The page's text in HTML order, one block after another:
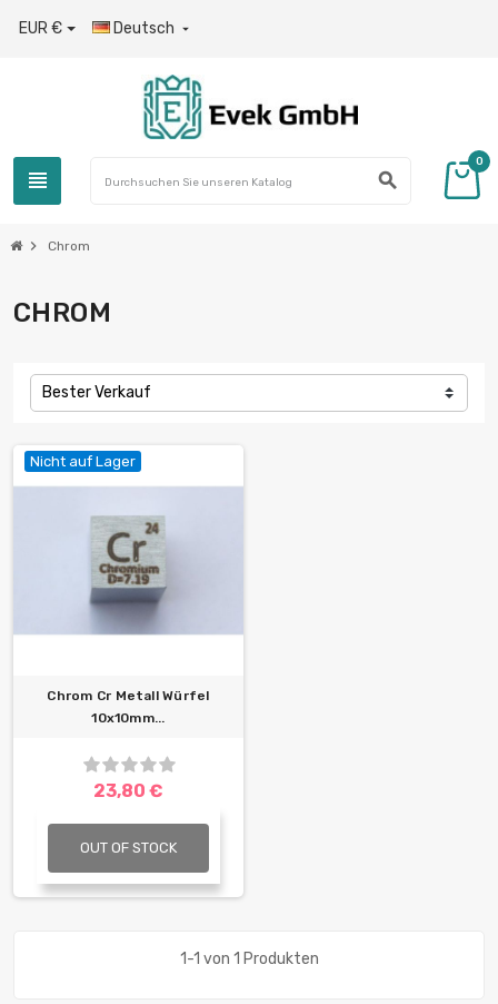
EUR € Deutsch 
view_headline search
0
chevron_right Chrom
CHROM
Bester Verkauf
Nicht auf Lager
Chrom Cr Metall Würfel
10x10mm...
23,80 €
OUT OF STOCK
1-1 von 1 Produkten